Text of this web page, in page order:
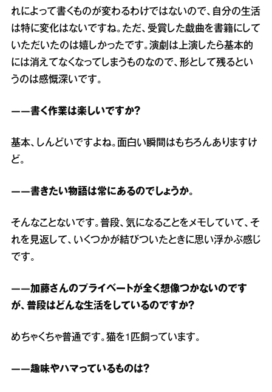
れによって書くものが変わるわけではないので、自分の生活
は特に変化はないですね。ただ、受賞した戯曲を書籍にして
いただいたのは嬉しかったです。演劇は上演したら基本的
には消えてなくなってしまうものなので、形として残るとい
うのは感慨深いです。
――書く作業は楽しいですか？
基本、しんどいですよね。面白い瞬間はもちろんありますけ
ど。
――書きたい物語は常にあるのでしょうか。
そんなことないです。普段、気になることをメモしていて、そ
れを見返して、いくつかが結びついたときに思い浮かぶ感じ
です。
――加藤さんのプライベートが全く想像つかないのです
が、普段はどんな生活をしているのですか？
めちゃくちゃ普通です。猫を1匹飼っています。
――趣味やハマっているものは？